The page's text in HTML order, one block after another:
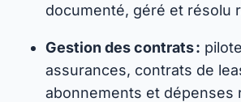
documenté, géré et résolu
Gestion des contrats :
assurances, contrats de
abonnements et dépenses